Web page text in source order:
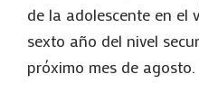
de la adolescente en el
sexto año del nivel
próximo mes de agosto.